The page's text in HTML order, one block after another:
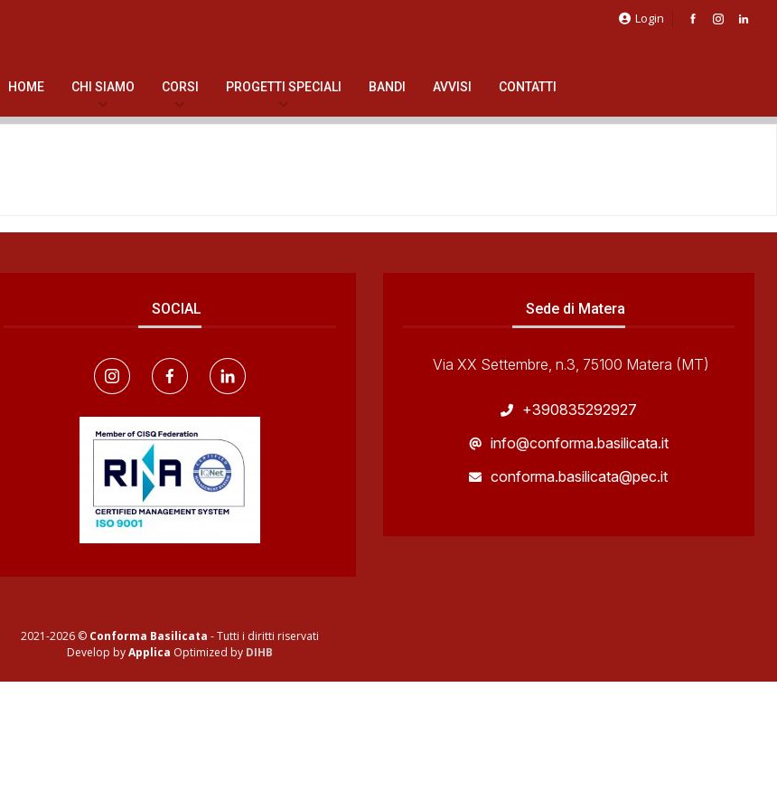
Login
HOME CHI SIAMO CORSI PROGETTI SPECIALI BANDI AVVISI CONTATTI
SOCIAL Sede di Matera
Via XX Settembre, n.3, 75100 Matera (MT)
+390835292927
info@conforma.basilicata.it
conforma.basilicata@pec.it
2021-2026 © Conforma Basilicata - Tutti i diritti riservati
Develop byApplica Optimized by DIHB